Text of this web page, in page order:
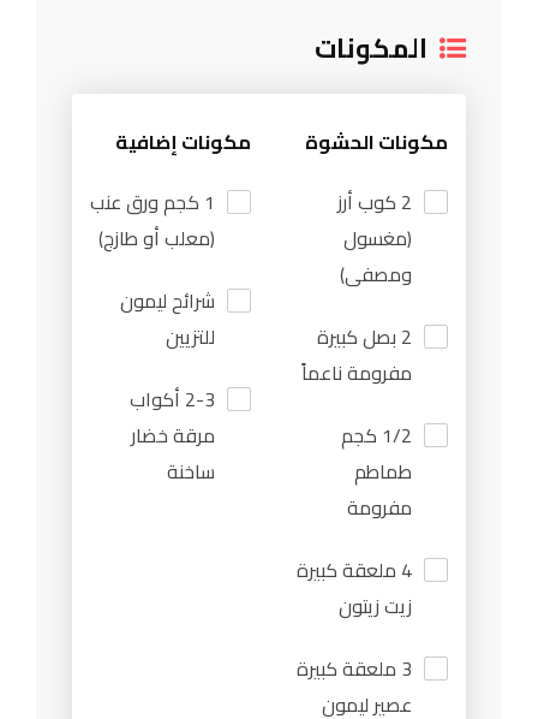
المكونات
مكونات الحشوة
2 كوب أرز
(مغسول
ومصفى)
2 بصل كبيرة
مفرومة ناعماً
1/2 كجم
طماطم
مفرومة
4 ملعقة كبيرة
زيت زيتون
3 ملعقة كبيرة
عصير ليمون
مكونات إضافية
1 كجم ورق عنب
(معلب أو طازج)
شرائح ليمون
للتزيين
2-3 أكواب
مرقة خضار
ساخنة